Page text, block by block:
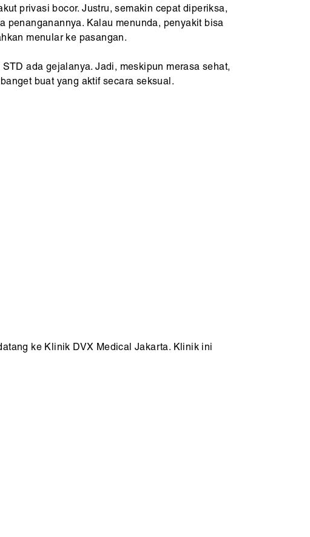
privasi bocor. Justru, semakin cepat diperiksa,
penanganannya. Kalau menunda, penyakit bisa
menular ke pasangan.
ada gejalanya. Jadi, meskipun merasa sehat,
buat yang aktif secara seksual.
ke Klinik DVX Medical Jakarta. Klinik ini